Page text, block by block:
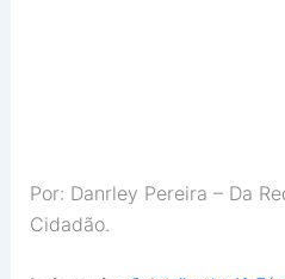
Por: Danrley Pereira – Da
Cidadão.